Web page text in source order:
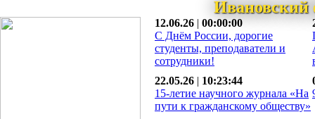
12.06.26 | 00:00:00
С Днём России, дорогие
студенты, преподаватели и
сотрудники!
22.05.26 | 10:23:44
15-летие научного журнала «На
пути к гражданскому обществу»